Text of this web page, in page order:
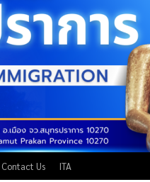
Contact Us ITA